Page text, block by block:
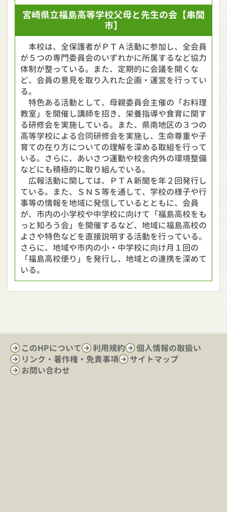
宮崎県立福島高等学校父母と先生の会 【串間
市】
本校は、全保護者がＰＴＡ活動に参加し、全会員
が５つの専門委員会のいずれかに所属するなど協力
体制が整っている。また、定期的に会議を開くな
ど、会員の意見を取り入れた企画・運営を行ってい
る。
特色ある活動として、母親委員会主催の「お料理
教室」を開催し講師を招き、栄養指導や食育に関す
る研修会を実施している。また、県南地区の３つの
高等学校による合同研修会を実施し、生命尊重や子
育ての在り方についての理解を深める取組を行って
いる。さらに、あいさつ運動や校舎内外の環境整備
などにも積極的に取り組んでいる。
広報活動に関しては、ＰＴＡ新聞を年２回発行し
ている。また、ＳＮＳ等を通して、学校の様子や行
事等の情報を地域に発信しているとともに、会員
が、市内の小学校や中学校に向けて「福島高校をも
っと知ろう会」を開催するなど、地域に福島高校の
よさや特色などを直接説明する活動を行っている。
さらに、地域や市内の小・中学校に向け月１回の
「福島高校便り」を発行し、地域との連携を深めて
いる。
このHPについて 利用規約
個人情報の取扱い
リンク・著作権・免責事項
サイトマップ
お問い合わせ